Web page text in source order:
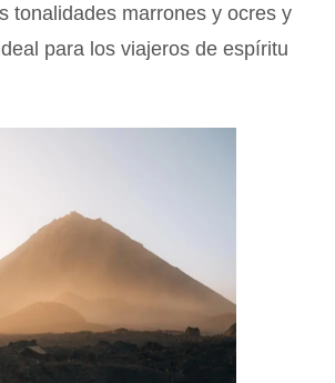
tonalidades marrones y ocres y
para los viajeros de espíritu